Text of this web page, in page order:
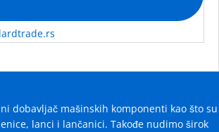
dobavljač mašinskih komponenti kao što su
lanci i lančanici. Takođe nudimo širok